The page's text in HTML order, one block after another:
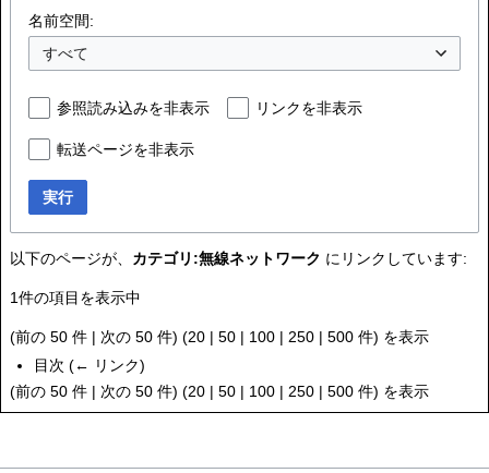
名前空間:
すべて
参照読み込みを非表示 リンクを非表示
転送ページを非表示
実行
以下のページが、 カテゴリ:無線ネットワーク にリンクしています:
1件の項目を表示中
(前の 50 件 | 次の 50 件) (20 | 50 | 100 | 250 | 500 件) を表示
目次 (← リンク)
(前の 50 件 | 次の 50 件) (20 | 50 | 100 | 250 | 500 件) を表示